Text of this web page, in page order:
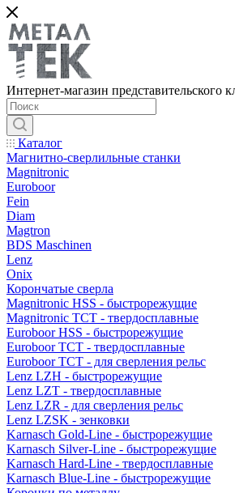
Интернет-магазин представительского
Каталог
Магнитно-сверлильные станки
Magnitronic
Euroboor
Fein
Diam
Magtron
BDS Maschinen
Lenz
Onix
Корончатые сверла
Magnitronic HSS - быстрорежущие
Magnitronic TCT - твердосплавные
Euroboor HSS - быстрорежущие
Euroboor TCT - твердосплавные
Euroboor TCT - для сверления рельс
Lenz LZH - быстрорежущие
Lenz LZT - твердосплавные
Lenz LZR - для сверления рельс
Lenz LZSK - зенковки
Karnasch Gold-Line - быстрорежущие
Karnasch Silver-Line - быстрорежущие
Karnasch Hard-Line - твердосплавные
Karnasch Blue-Line - быстрорежущие